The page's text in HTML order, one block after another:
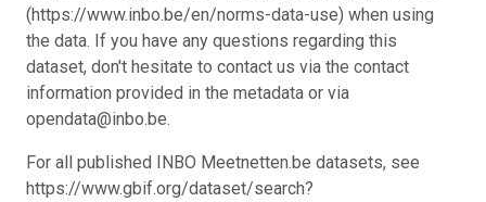
(https://www.inbo.be/en/norms-data-use) when using
the data. If you have any questions regarding this
dataset, don't hesitate to contact us via the contact
information provided in the metadata or via
opendata@inbo.be.
For all published INBO Meetnetten.be datasets, see
https://www.gbif.org/dataset/search?